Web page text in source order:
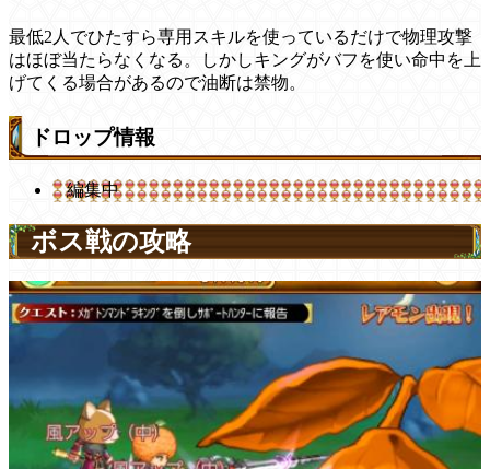
最低2人でひたすら専用スキルを使っているだけで物理攻撃
はほぼ当たらなくなる。しかしキングがバフを使い命中を上
げてくる場合があるので油断は禁物。
ドロップ情報
編集中
ボス戦の攻略